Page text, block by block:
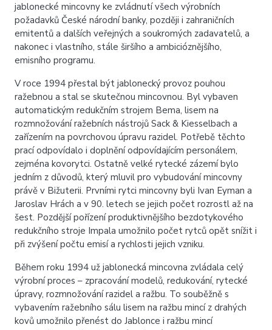
jablonecké mincovny ke zvládnutí všech výrobních
požadavků České národní banky, později i zahraničních
emitentů a dalších veřejných a soukromých zadavatelů, a
nakonec i vlastního, stále širšího a ambicióznějšího,
emisního programu.
V roce 1994 přestal být jablonecký provoz pouhou
ražebnou a stal se skutečnou mincovnou. Byl vybaven
automatickým redukčním strojem Bema, lisem na
rozmnožování ražebních nástrojů Sack & Kiesselbach a
zařízením na povrchovou úpravu razidel. Potřebě těchto
prací odpovídalo i doplnění odpovídajícím personálem,
zejména kovorytci. Ostatně velké rytecké zázemí bylo
jedním z důvodů, který mluvil pro vybudování mincovny
právě v Bižuterii. Prvními rytci mincovny byli Ivan Eyman a
Jaroslav Hrách a v 90. letech se jejich počet rozrostl až na
šest. Pozdější pořízení produktivnějšího bezdotykového
redukčního stroje Impala umožnilo počet rytců opět snížit i
při zvýšení počtu emisí a rychlosti jejich vzniku.
Během roku 1994 už jablonecká mincovna zvládala celý
výrobní proces – zpracování modelů, redukování, rytecké
úpravy, rozmnožování razidel a ražbu. To souběžně s
vybavením ražebního sálu lisem na ražbu mincí z drahých
kovů umožnilo přenést do Jablonce i ražbu mincí